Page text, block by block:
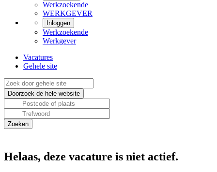
Werkzoekende
WERKGEVER
Inloggen
Werkzoekende
Werkgever
Vacatures
Gehele site
Helaas, deze vacature is niet actief.